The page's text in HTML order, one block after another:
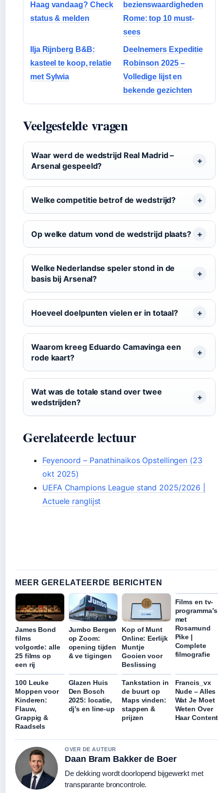
Haag vandaag? Check
status & melden
bezienswaardigheden
Rome: top 10 must-
sees
Ilja Rijnberg B&B:
kasteel te koop, relatie
met Sylwia
Deelnemers Expeditie
Robinson 2025 –
Volledige lijst en
bekende gezichten
Veelgestelde vragen
Waar werd de wedstrijd Real Madrid –
Arsenal gespeeld?
Welke competitie betrof de wedstrijd?
Op welke datum vond de wedstrijd plaats?
Welke Nederlandse speler stond in de
basis bij Arsenal?
Hoeveel doelpunten vielen er in totaal?
Waarom kreeg Eduardo Camavinga een
rode kaart?
Wat was de totale stand over twee
wedstrijden?
Gerelateerde lectuur
Feyenoord – Panathinaikos Opstellingen (23
okt 2025)
UEFA Champions League stand 2025/2026 |
Actuele ranglijst
MEER GERELATEERDE BERICHTEN
James Bond
films
volgorde: alle
25 films op
een rij
Jumbo Bergen
op Zoom:
opening tijden
& ve tigingen
Kop of Munt
Online: Eerlijk
Muntje
Gooien voor
Beslissing
Films en tv-
programma’s
met
Rosamund
Pike |
Complete
filmografie
100 Leuke
Moppen voor
Kinderen:
Flauw,
Grappig &
Raadsels
Glazen Huis
Den Bosch
2025: locatie,
dj’s en line-up
Tankstation in
de buurt op
Maps vinden:
stappen &
prijzen
Francis_vx
Nude – Alles
Wat Je Moet
Weten Over
Haar Content
OVER DE AUTEUR
Daan Bram Bakker de Boer
De dekking wordt doorlopend bijgewerkt met
transparante broncontrole.